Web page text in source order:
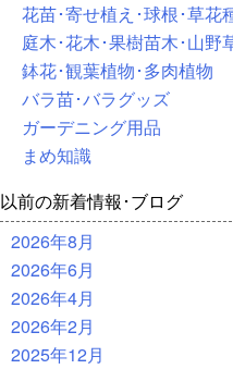
花苗･寄せ植え･球根･草花
庭木･花木･果樹苗木･山野
鉢花･観葉植物･多肉植物
バラ苗･バラグッズ
ガーデニング用品
まめ知識
以前の新着情報･ブログ
2026年8月
2026年6月
2026年4月
2026年2月
2025年12月